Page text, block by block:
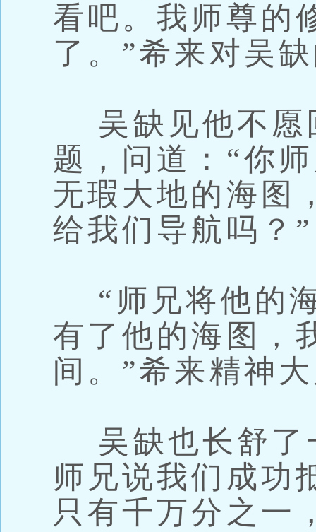
看吧。我师尊的
了。”希来对吴
吴缺见他不愿
题，问道：“你
无瑕大地的海图
给我们导航吗？”
“师兄将他的
有了他的海图，
间。”希来精神
吴缺也长舒了
师兄说我们成功
只有千万分之一